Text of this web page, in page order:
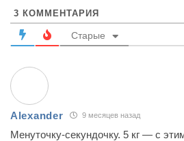
3 КОММЕНТАРИЯ
Старые
Alexander 9 месяцев назад
Менуточку-секундочку. 5 кг — с